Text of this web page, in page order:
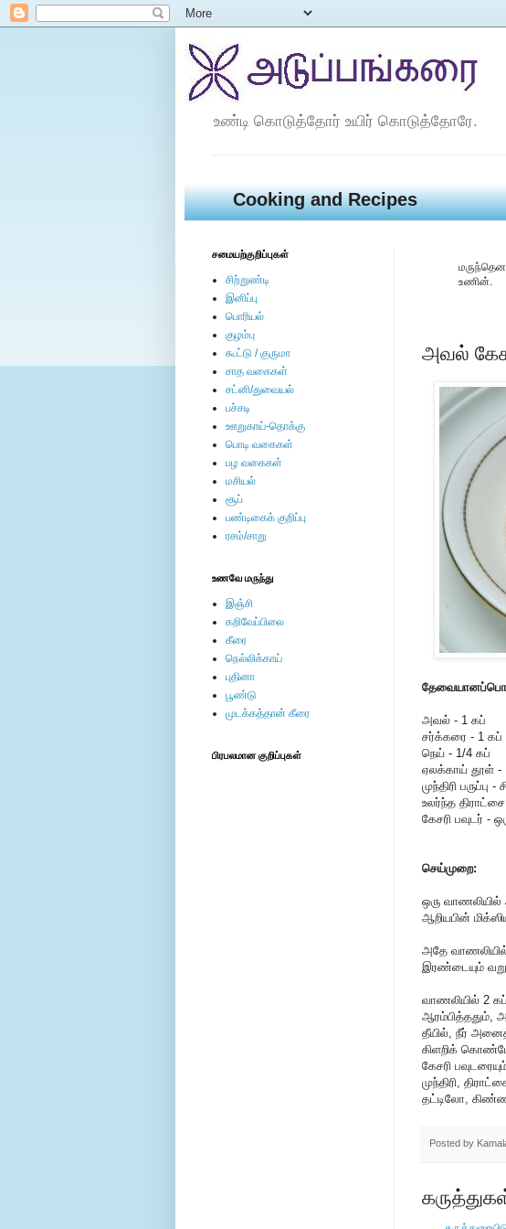
உண்டி கொடுத்தோர் உயிர் கொடுத்தோரே.
Cooking and Recipes
உணின்.
அவல்
அவல் - 1 கப்
சர்க்கரை - 1 கப்
நெய் - 1/4 கப்
ஏலக்காய் தூள் -
முந்திரி பருப்பு -
உலர்ந்த திராட்சை
கேசரி பவுடர் -
செய்முறை:
ஒரு
ஆறியபின்
அதே வாணலியில்
இரண்டையும்
வாணலியில் 2
ஆரம்பித்ததும்,
தீயில், நீர்
கிளறிக்
கேசரி
முந்திரி,
தட்டிலோ,
Posted by
சமையற்குறிப்புகள்
சிற்றுண்டி
இனிப்பு
பொரியல்
குழம்பு
கூட்டு / குருமா
சாத வகைகள்
சட்னி/துவையல்
பச்சடி
ஊறுகாய்-தொக்கு
பொடி வகைகள்
பழ வகைகள்
மசியல்
சூப்
பண்டிகைக் குறிப்பு
ரசம்/சாறு
உணவே மருந்து
இஞ்சி
கறிவேப்பிலை
கீரை
நெல்லிக்காய்
புதினா
பூண்டு
முடக்கத்தான் கீரை
பிரபலமான குறிப்புகள்